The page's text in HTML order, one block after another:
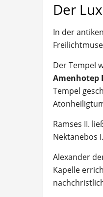
Der
In der
Der Tempel
Amenhotep
Tempel
Ramses II.
Nektanebos
Alexander
Kapelle